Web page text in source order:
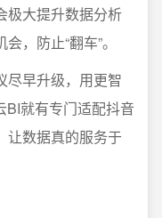
极大提升数据分析
，防止“翻车”。
尽早升级，用更智
BI就有专门适配抖音
让数据真的服务于